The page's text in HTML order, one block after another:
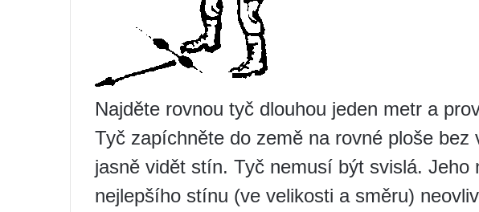
Najděte rovnou tyč dlouhou jeden metr a
Tyč zapíchněte do země na rovné ploše bez
jasně vidět stín. Tyč nemusí být svislá. Jeho
nejlepšího stínu (ve velikosti a směru)